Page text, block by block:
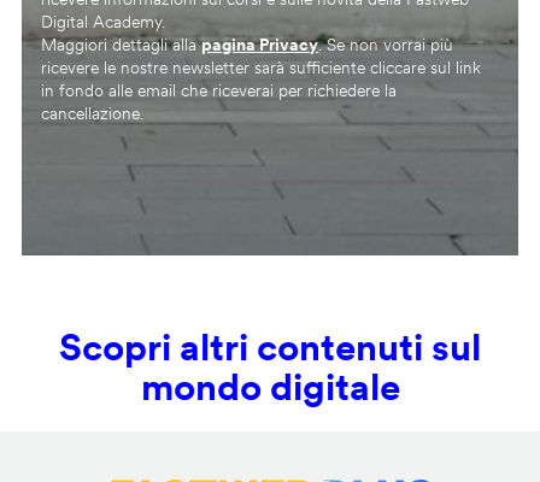
Digital Academy.
Maggiori dettagli allapagina Privacy. Se non vorrai più
ricevere le nostre newsletter sarà sufficiente cliccare sul link
in fondo alle email che riceverai per richiedere la
cancellazione.
Scopri altri contenuti sul
mondo digitale